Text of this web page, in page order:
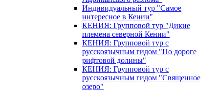
Индивидуальный тур "Самое
интересное в Кении"
КЕНИЯ: Групповой тур "Дикие
племена северной Кении"
КЕНИЯ: Групповой тур с
русскоязычным гидом "По дороге
рифтовой долины"
КЕНИЯ: Групповой тур с
русскоязычным гидом "Священное
озеро"